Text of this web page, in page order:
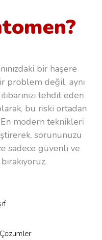
bir haşere
problem değil, aynı
tehdit eden
bu riski ortadan
En modern teknikleri
sorununuzu
sadece güvenli ve